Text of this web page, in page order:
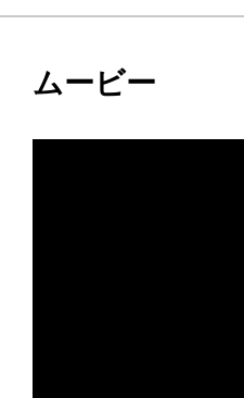
しみください。
ムービー